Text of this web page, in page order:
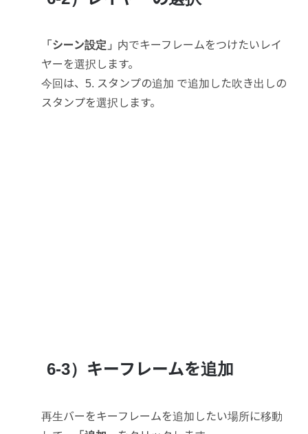
「シーン設定」 内でキーフレームをつけたいレイ
ヤーを選択します。
今回は、5. スタンプの追加 で追加した吹き出しの
スタンプを選択します。
6-3）キーフレームを追加
再生バーをキーフレームを追加したい場所に移動